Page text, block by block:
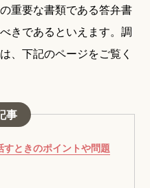
重要な書類である答弁書
きであるといえます。調
、下記のページをご覧く
事
すときのポイントや問題